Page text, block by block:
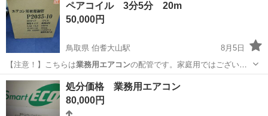
ペアコイル 3分5分 20m
50,000円
鳥取県 伯耆大山駅
8月5日
【注意！】こちらは業務用エアコンの配管です。家庭用ではございま
せん…
鳥取 米子市 伯耆大山駅 季節、空調家電
処分価格 業務用エアコン
80,000円